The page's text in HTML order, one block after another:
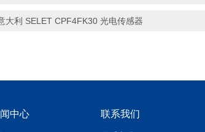
大利 SELET CPF4FK30 光电传感器
中心 联系我们